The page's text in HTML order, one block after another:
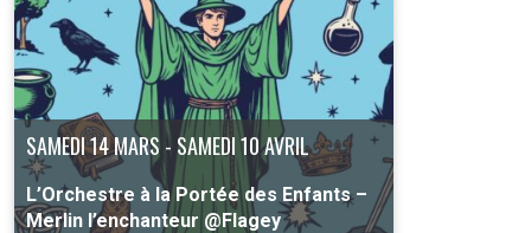
SAMEDI 14 MARS - SAMEDI 10 AVRIL
L’Orchestre à la Portée des Enfants –
Merlin l’enchanteur @Flagey